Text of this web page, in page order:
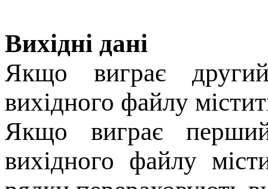
Вихідні дані
Якщо виграє
вихідного файлу
Якщо виграє
вихідного файлу